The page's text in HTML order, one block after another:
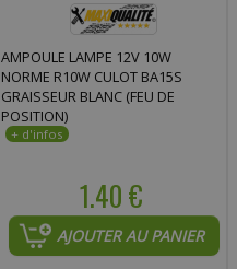
AMPOULE LAMPE 12V 10W
NORME R10W CULOT BA15S
GRAISSEUR BLANC (FEU DE
POSITION)
1.40 €
AJOUTER AU PANIER